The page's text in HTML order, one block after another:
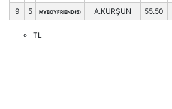
9 5 MYBOYFRIEND(5) A.KURŞUN 55.50
TL